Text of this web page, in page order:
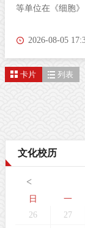
等单位在《细胞》
向外周5-HT2AR
5-HT2AR，能够
升结直肠癌的治
疫检查点抑制剂
CRC病人属于微
应。这一困境，
2026-08-05
卡片 列表
文化校历
<
日
一
26 27